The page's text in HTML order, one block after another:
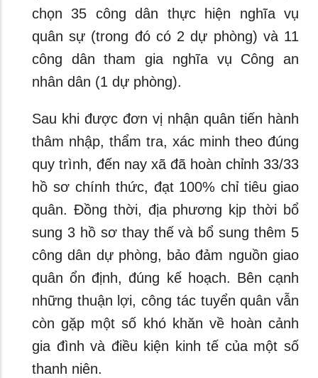
chọn 35 công dân thực hiện nghĩa vụ
quân sự (trong đó có 2 dự phòng) và 11
công dân tham gia nghĩa vụ Công an
nhân dân (1 dự phòng).
Sau khi được đơn vị nhận quân tiến hành
thâm nhập, thẩm tra, xác minh theo đúng
quy trình, đến nay xã đã hoàn chỉnh 33/33
hồ sơ chính thức, đạt 100% chỉ tiêu giao
quân. Đồng thời, địa phương kịp thời bổ
sung 3 hồ sơ thay thế và bổ sung thêm 5
công dân dự phòng, bảo đảm nguồn giao
quân ổn định, đúng kế hoạch. Bên cạnh
những thuận lợi, công tác tuyển quân vẫn
còn gặp một số khó khăn về hoàn cảnh
gia đình và điều kiện kinh tế của một số
thanh niên.